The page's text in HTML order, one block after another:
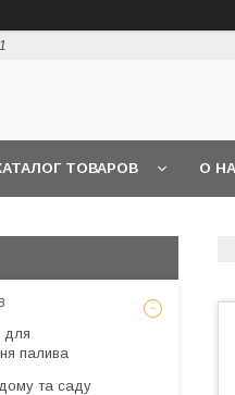
ТОВАРОВ О
для
палива
та саду